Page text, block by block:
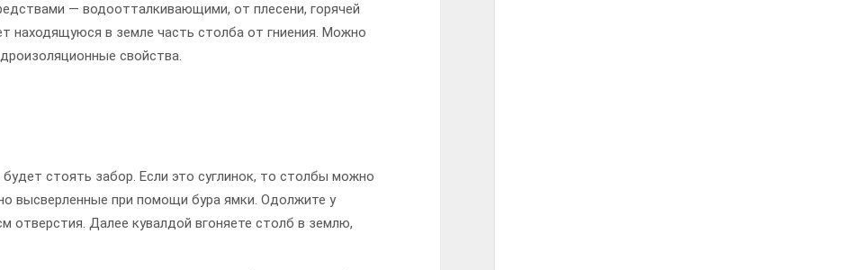
— водоотталкивающими, от плесени, горячей
находящуюся в земле часть столба от гниения. Можно
свойства.
будет стоять забор. Если это суглинок, то столбы можно
высверленные при помощи бура ямки. Одолжите у
отверстия. Далее кувалдой вгоняете столб в землю,